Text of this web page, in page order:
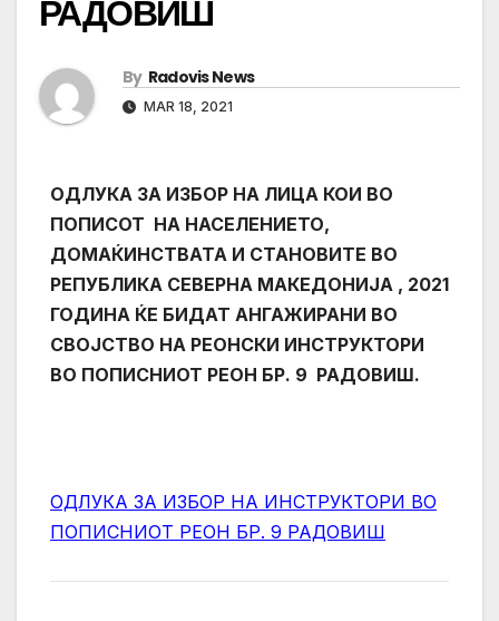
РАДОВИШ
By Radovis News
MAR 18, 2021
ОДЛУКА ЗА ИЗБОР НА ЛИЦА КОИ ВО
ПОПИСОТ НА НАСЕЛЕНИЕТО,
ДОМАЌИНСТВАТА И СТАНОВИТЕ ВО
РЕПУБЛИКА СЕВЕРНА МАКЕДОНИЈА , 2021
ГОДИНА ЌЕ БИДАТ АНГАЖИРАНИ ВО
СВОЈСТВО НА РЕОНСКИ ИНСТРУКТОРИ
ВО ПОПИСНИОТ РЕОН БР. 9 РАДОВИШ.
ОДЛУКА ЗА ИЗБОР НА ИНСТРУКТОРИ ВО
ПОПИСНИОТ РЕОН БР. 9 РАДОВИШ